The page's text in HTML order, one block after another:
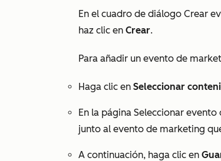
En el cuadro de diálogo Crear
haz clic en Crear.
Para añadir un evento de
Haga clic en Seleccionar
En la página Seleccionar evento
junto al evento de marketing
A continuación, haga clic en